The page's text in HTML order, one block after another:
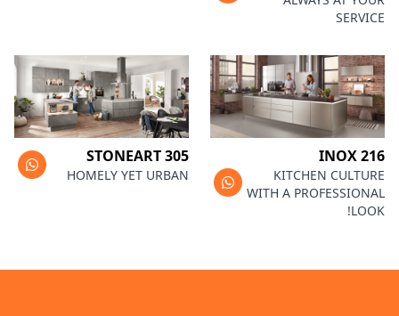
SERVICE
INOX 216
KITCHEN CULTURE
WITH A PROFESSIONAL
LOOK!
STONEART 305
HOMELY YET URBAN